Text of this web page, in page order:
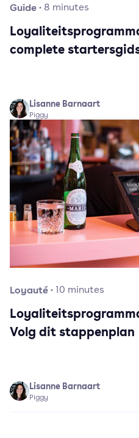
Guide· 8 minutes
complete
Lisanne Barnaart
Piggy
Loyauté· 10 minutes
Volg dit stappenplan
Lisanne Barnaart
Piggy